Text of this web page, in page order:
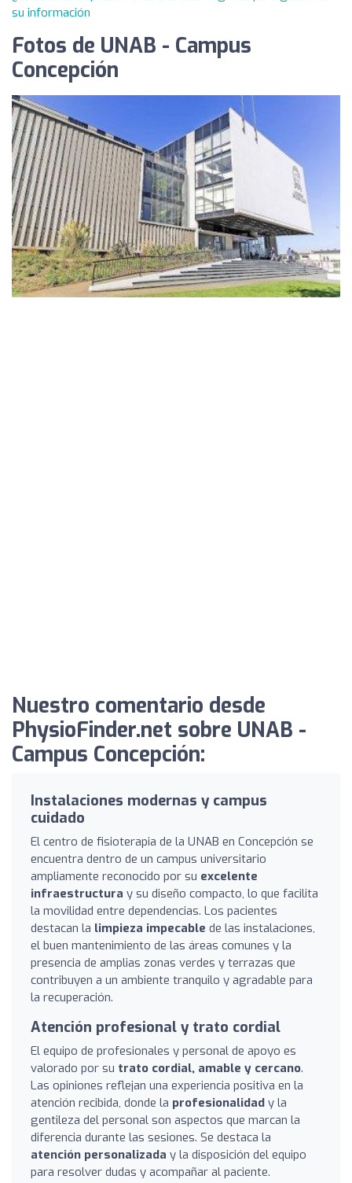
su información
Fotos de UNAB - Campus
Concepción
Nuestro comentario desde
PhysioFinder.net sobre UNAB -
Campus Concepción:
Instalaciones modernas y campus
cuidado
El centro de fisioterapia de la UNAB en Concepción se
encuentra dentro de un campus universitario
ampliamente reconocido por su excelente
infraestructura y su diseño compacto, lo que facilita
la movilidad entre dependencias. Los pacientes
destacan la limpieza impecable de las instalaciones,
el buen mantenimiento de las áreas comunes y la
presencia de amplias zonas verdes y terrazas que
contribuyen a un ambiente tranquilo y agradable para
la recuperación.
Atención profesional y trato cordial
El equipo de profesionales y personal de apoyo es
valorado por su trato cordial, amable y cercano.
Las opiniones reflejan una experiencia positiva en la
atención recibida, donde la profesionalidad y la
gentileza del personal son aspectos que marcan la
diferencia durante las sesiones. Se destaca la
atención personalizada y la disposición del equipo
para resolver dudas y acompañar al paciente.